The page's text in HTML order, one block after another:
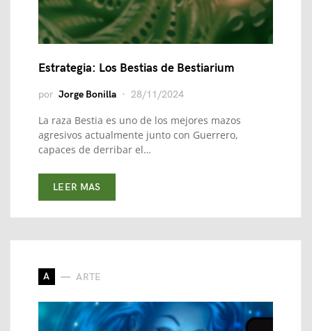
Estrategia: Los Bestias de Bestiarium
por Jorge Bonilla 28/11/2024
La raza Bestia es uno de los mejores mazos
agresivos actualmente junto con Guerrero,
capaces de derribar el…
LEER MAS
A ARTE